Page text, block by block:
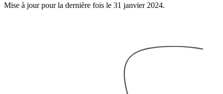
Mise à jour pour la dernière fois le 31 janvier 2024.